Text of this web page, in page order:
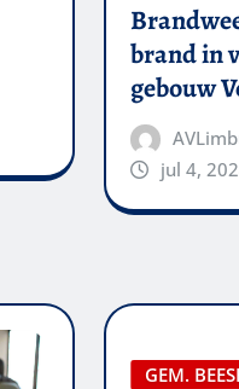
brand in
gebouw
jul 4,
GEM.